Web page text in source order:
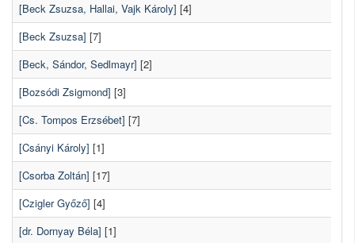
[Beck Zsuzsa, Hallai, Vajk Károly] [4]
[Beck Zsuzsa] [7]
[Beck, Sándor, Sedlmayr] [2]
[Bozsódi Zsigmond] [3]
[Cs. Tompos Erzsébet] [7]
[Csányi Károly] [1]
[Csorba Zoltán] [17]
[Czigler Győző] [4]
[dr. Dornyay Béla] [1]